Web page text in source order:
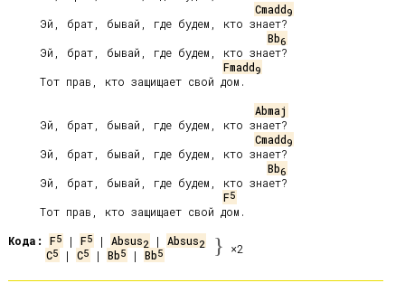
Cmadd9
Bb6
Fmadd9
Abmaj
Cmadd9
Bb6
F5
Кода:
F5 | F5 | Absus2 | Absus2
C5 | C5 | Bb5 | Bb5 } ×2